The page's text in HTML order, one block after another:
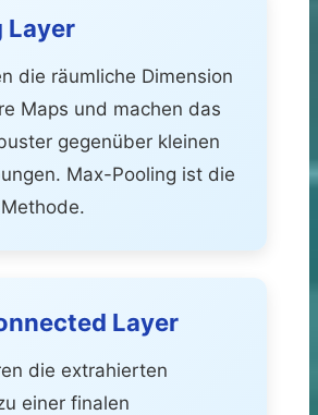
Layer
die räumliche Dimension
Maps und machen das
gegenüber kleinen
Max-Pooling ist die
Layer
die extrahierten
einer finalen